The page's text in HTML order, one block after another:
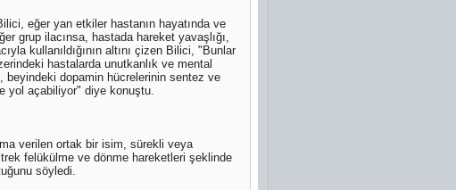
eğer yan etkiler hastanın hayatında ve
grup ilacınsa, hastada hareket yavaşlığı,
kullanıldığının altını çizen Bilici, "Bunlar
hastalarda unutkanlık ve mental
beyindeki dopamin hücrelerinin sentez ve
yol açabiliyor" diye konuştu.
verilen ortak bir isim, sürekli veya
felükülme ve dönme hareketleri şeklinde
söyledi.